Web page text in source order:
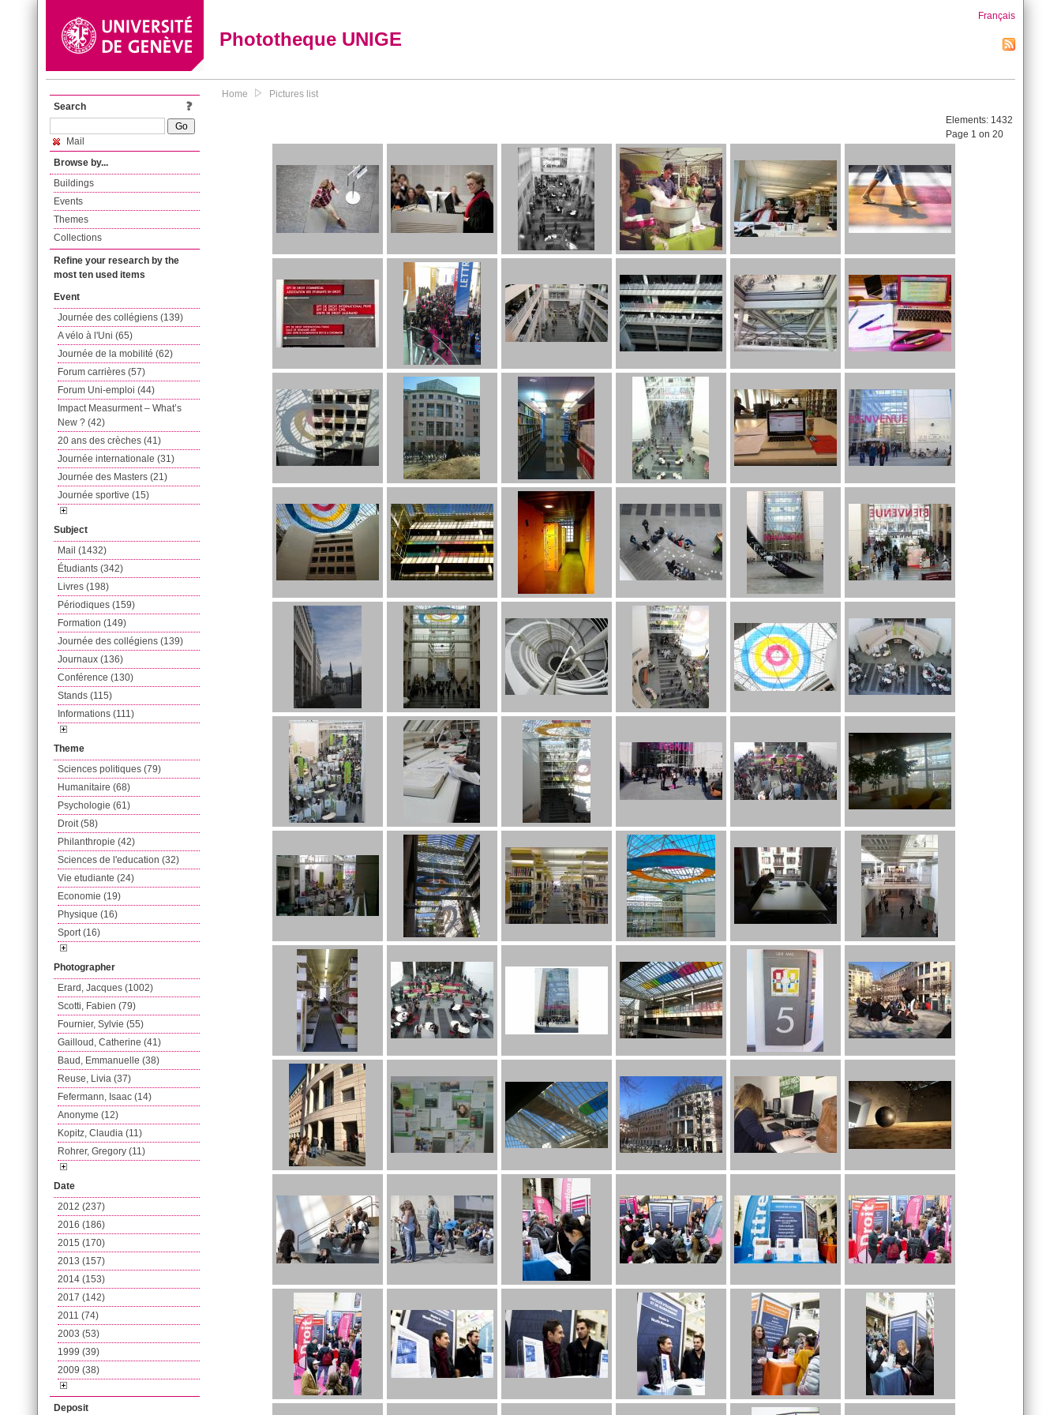
Phototheque UNIGE
Français
Search
Mail
Browse by...
Buildings
Events
Themes
Collections
Refine your research by the
most ten used items
Event
Journée des collégiens (139)
A vélo à l'Uni (65)
Journée de la mobilité (62)
Forum carrières (57)
Forum Uni-emploi (44)
Impact Measurment – What’s
New ? (42)
20 ans des crèches (41)
Journée internationale (31)
Journée des Masters (21)
Journée sportive (15)
Subject
Mail (1432)
Étudiants (342)
Livres (198)
Périodiques (159)
Formation (149)
Journée des collégiens (139)
Journaux (136)
Conférence (130)
Stands (115)
Informations (111)
Theme
Sciences politiques (79)
Humanitaire (68)
Psychologie (61)
Droit (58)
Philanthropie (42)
Sciences de l'education (32)
Vie etudiante (24)
Economie (19)
Physique (16)
Sport (16)
Photographer
Erard, Jacques (1002)
Scotti, Fabien (79)
Fournier, Sylvie (55)
Gailloud, Catherine (41)
Baud, Emmanuelle (38)
Reuse, Livia (37)
Fefermann, Isaac (14)
Anonyme (12)
Kopitz, Claudia (11)
Rohrer, Gregory (11)
Date
2012 (237)
2016 (186)
2015 (170)
2013 (157)
2014 (153)
2017 (142)
2011 (74)
2003 (53)
1999 (39)
2009 (38)
Deposit
Home Pictures list
Elements: 1432
Page 1 on 20